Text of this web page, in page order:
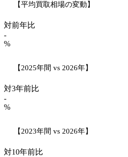
【平均買取相場の変動】
対前年比
-
%
【2025年間 vs 2026年】
対3年前比
-
%
【2023年間 vs 2026年】
対10年前比